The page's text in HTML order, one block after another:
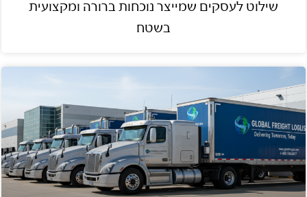
שילוט לעסקים שמייצר נוכחות ברורה ומקצועית
בשטח